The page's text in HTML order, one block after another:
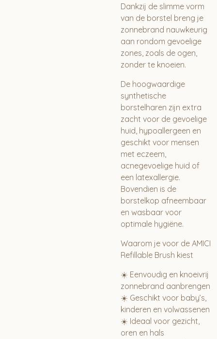
Dankzij de slimme vorm
van de borstel breng je
zonnebrand nauwkeurig
aan rondom gevoelige
zones, zoals de ogen,
zonder te knoeien.
De hoogwaardige
synthetische
borstelharen zijn extra
zacht voor de gevoelige
huid, hypoallergeen en
geschikt voor mensen
met eczeem,
acnegevoelige huid of
een latexallergie.
Bovendien is de
borstelkop afneembaar
en wasbaar voor
optimale hygiëne.
Waarom je voor de AMICI
Refillable Brush kiest
☀️ Eenvoudig en knoeivrij
zonnebrand aanbrengen
☀️ Geschikt voor baby’s,
kinderen en volwassenen
☀️ Ideaal voor gezicht,
oren en hals